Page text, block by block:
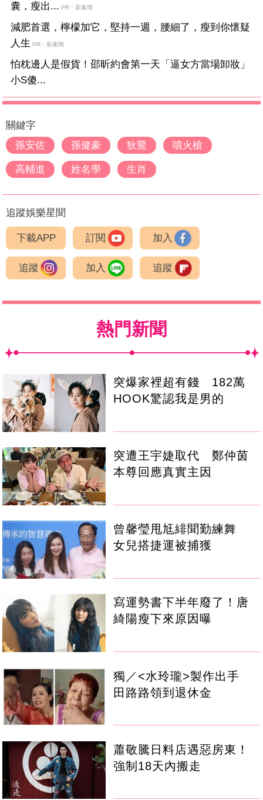
囊，瘦出... PR・新素簡
減肥首選，檸檬加它，堅持一週，腰細了，瘦到你懷疑
人生 PR・新素簡
怕枕邊人是假貨！邵昕約會第一天「逼女方當場卸妝」
小S傻...
關鍵字
孫安佐
孫健豪 狄鶯 噴火槍
高輔進 姓名學 生肖
追蹤娛樂星聞
下載APP 訂閱 加入
追蹤 加入 追蹤
熱門新聞
突爆家裡超有錢 182萬
HOOK驚認我是男的
突遭王宇婕取代 鄭仲茵
本尊回應真實主因
曾馨瑩甩尪緋聞勤練舞
女兒搭捷運被捕獲
寫運勢書下半年廢了！唐
綺陽瘦下來原因曝
獨／<水玲瓏>製作出手
田路路領到退休金
蕭敬騰日料店遇惡房東！
強制18天內搬走